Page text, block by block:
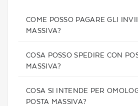
COME POSSO PAGARE GLI
MASSIVA?
COSA POSSO SPEDIRE CON
MASSIVA?
COSA SI INTENDE PER
POSTA MASSIVA?